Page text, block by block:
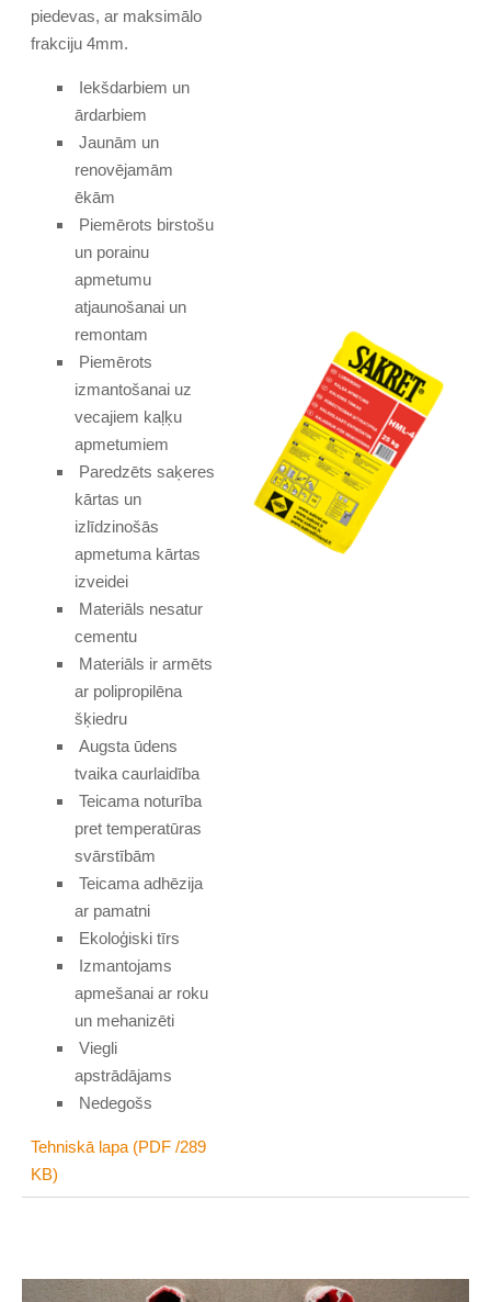
piedevas, ar maksimālo
frakciju 4mm.
Iekšdarbiem un
ārdarbiem
Jaunām un
renovējamām
ēkām
Piemērots birstošu
un porainu
apmetumu
atjaunošanai un
remontam
Piemērots
izmantošanai uz
vecajiem kaļķu
apmetumiem
Paredzēts saķeres
kārtas un
izlīdzinošās
apmetuma kārtas
izveidei
Materiāls nesatur
cementu
Materiāls ir armēts
ar polipropilēna
šķiedru
Augsta ūdens
tvaika caurlaidība
Teicama noturība
pret temperatūras
svārstībām
Teicama adhēzija
ar pamatni
Ekoloģiski tīrs
Izmantojams
apmešanai ar roku
un mehanizēti
Viegli
apstrādājams
Nedegošs
Tehniskā lapa (PDF /289
KB)